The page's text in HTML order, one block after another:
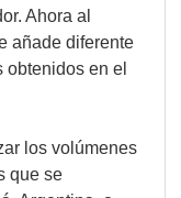
Ahora al
añade diferente
en el
los volúmenes
que se